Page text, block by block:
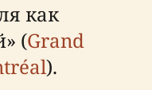
как
(Grand
).